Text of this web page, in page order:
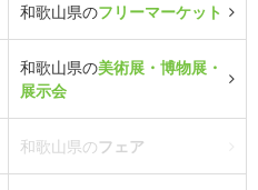
和歌山県のフリーマーケット
和歌山県の美術展・博物展・
展示会
和歌山県のフェア